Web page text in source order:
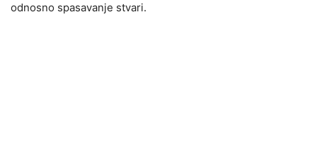
odnosno spasavanje stvari.